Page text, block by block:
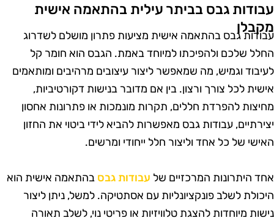
גבס בביתר עילית בהתאמה אישית
גבס בהתאמה אישית מציעות פתרון מושלם לשדרוג
שלכם ולהפיכתו למיוחד באמת. הגבס הוא חומר קל
וגמיש, מה שמאפשר ליצור עיצובים מרהיבים ומותאמים
לכל צורך ורצון. בין אם מדובר בנישות דקורטיביות,
להפרדת חללים, תקרות מונמכות או פתרונות אחסון
עבודות גבס מאפשרות להביא לידי ביטוי את החזון
של כל אחד וליצור חלל ייחודי ומרשים.
היתרונות המרכזיים שלעבודות גבסבהתאמה אישית הוא
לשלב פונקציונליות עם אסתטיקה. למשל, ניתן ליצור
מיוחדות להצגת טלוויזיות או פריטי נוי, לשלב תאורה